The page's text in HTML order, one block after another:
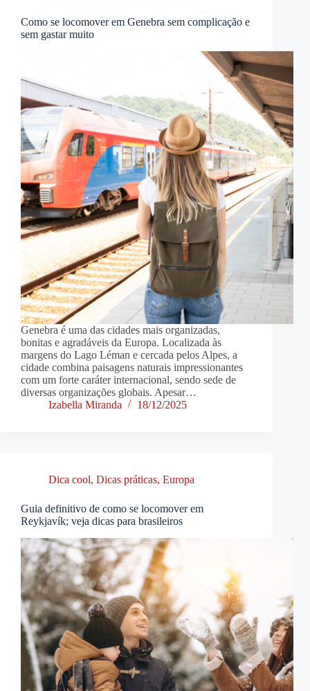
Como se locomover em Genebra sem complicação e
sem gastar muito
Genebra é uma das cidades mais organizadas,
bonitas e agradáveis da Europa. Localizada às
margens do Lago Léman e cercada pelos Alpes, a
cidade combina paisagens naturais impressionantes
com um forte caráter internacional, sendo sede de
diversas organizações globais. Apesar…
Izabella Miranda
18/12/2025
Dica cool, Dicas práticas, Europa
Guia definitivo de como se locomover em
Reykjavík; veja dicas para brasileiros